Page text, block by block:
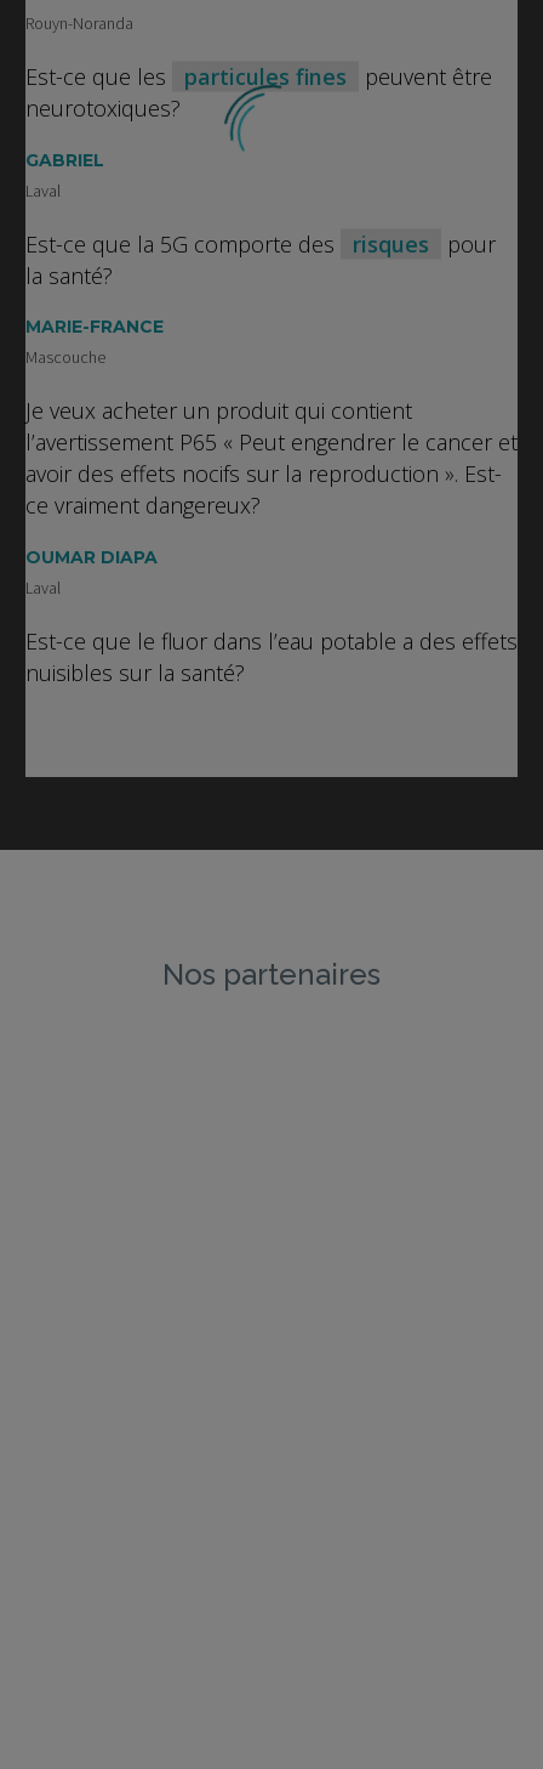
Rouyn-Noranda
Est-ce que les particules fines
peuvent être
neurotoxiques?
GABRIEL
Laval
Est-ce que la 5G comporte des risques
pour
la santé?
MARIE-FRANCE
Mascouche
Je veux acheter un produit qui contient
l’avertissement P65 « Peut engendrer le cancer et
avoir des effets nocifs sur la reproduction ». Est-
ce vraiment dangereux?
OUMAR DIAPA
Laval
Est-ce que le fluor dans l’eau potable a des effets
nuisibles sur la santé?
Nos partenaires